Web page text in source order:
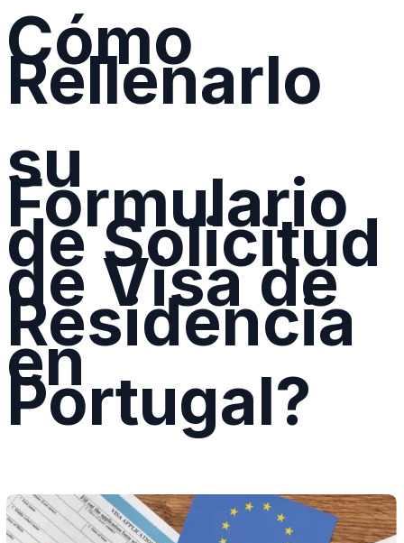
Cómo
Rellenarlo
su
Formulario
de Solicitud
de Visa de
Residencia
en
Portugal?